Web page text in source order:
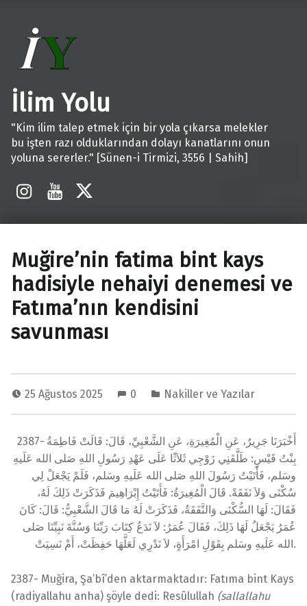
İlim Yolu
"Kim ilim talep etmek için bir yola çıkarsa melekler
bu işten razı olduklarından dolayı kanatlarını onun
yoluna sererler." [Sünen-i Tirmizi, 3556 | Sahih]
Muğire’nin fatima bint kays
hadisiyle nehaiyi denemesi ve
Fatıma’nın kendisini
savunması
25 Ağustos 2025 0 Nakiller ve Yazılar
2387- أَخْبَرَنَا جَرِيرٌ، عَنِ الْمُغِيرَةِ، عَنِ الشَّعْبِيِّ، قَالَ: قَالَتْ فَاطِمَةُ
بِنْتُ قَيْسٍ: طَلَّقَنِي زَوْجِي ثَلاَثًا عَلَى عَهْدِ رَسُولِ اللهِ صَلى الله عَلَيهِ
وسَلم، فَأَتَيْتُ رَسُولَ اللهِ صَلى الله عَلَيهِ وسَلم، فَلَمْ يَجْعَلْ لِي
سُكْنَى وَلاَ نَفَقَةً. قَالَ الْمُغِيرَةُ: فَأَتَيْتُ إِبْرَاهِيمَ فَذَكَرَتْ ذَلِكَ لَهُ،
فَقَالَ: لَهَا السُّكْنَى وَالنَّفَقَةُ، فَذَكَرَتْ لَهُ مَا قَالَ الشَّعْبِيُّ: قَالَ: كَانَ
عُمَرُ يَجْعَلُ لَهَا ذَلِكَ، فَقَالَ عُمَرُ: لاَ نَدَعُ كِتَابَ رَبِّنَا وَسُنَّةَ نَبِيِّنَا صَلى
الله عَلَيهِ وسَلم بِقَوْلِ امْرَأَةٍ، لاَ نَدْرِي لَعَلَّهَا حَفِظَتْ، أَمْ نَسِيَتْ.
2387- Muğira, Şa’bî’den aktarmaktadır: Fatıma bint Kays
(radiyallahu anha) şöyle dedi: Resûlullah (sallallahu